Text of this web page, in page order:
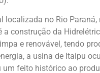
localizada no Rio
construção da
e renovável, tendo
a usina de Itaipu
feito histórico ao